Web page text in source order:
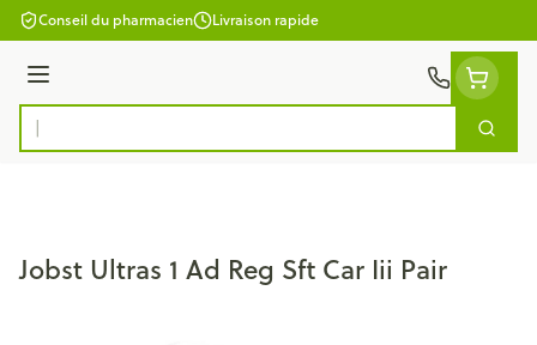
Aller au contenu
Conseil du pharmacien Livraison rapide
Menu
Rechercher
Jobst Ultras 1 Ad Reg Sft Car Iii Pair